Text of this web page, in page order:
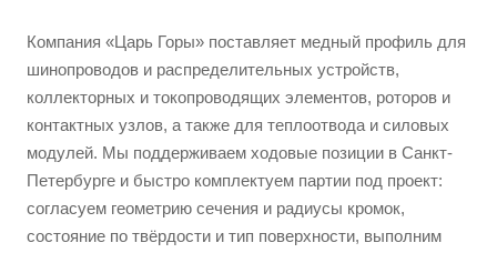
Компания «Царь Горы» поставляет медный профиль для
шинопроводов и распределительных устройств,
коллекторных и токопроводящих элементов, роторов и
контактных узлов, а также для теплоотвода и силовых
модулей. Мы поддерживаем ходовые позиции в Санкт-
Петербурге и быстро комплектуем партии под проект:
согласуем геометрию сечения и радиусы кромок,
состояние по твёрдости и тип поверхности, выполним